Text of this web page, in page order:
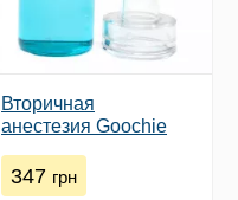
Вторичная
анестезия Goochie
347 грн